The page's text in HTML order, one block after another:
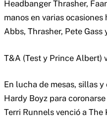
Headbanger Thrasher,
manos en varias ocasiones
Abbs, Thrasher, Pete Gass
T&A (Test y Prince Albert)
En lucha de mesas, sillas
Hardy Boyz para
Terri Runnels venció a The